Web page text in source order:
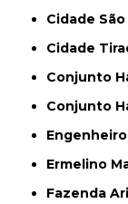
Cidade
Cidade
Conjunto
Conjunto
Ermelino
Fazenda